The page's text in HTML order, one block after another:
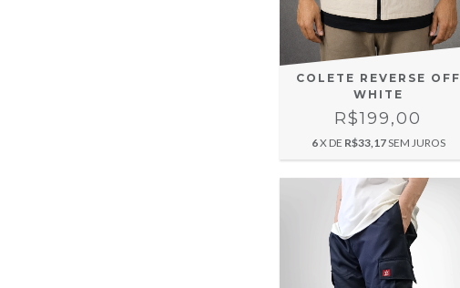
COLETE REVERSE OFF
WHITE
R$199,00
6X DE R$33,17SEM JUROS